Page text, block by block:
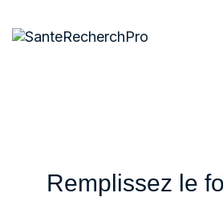
Remplissez le